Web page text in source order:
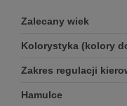
Zalecany wiek
Kolorystyka (kolory
Zakres regulacji
Hamulce